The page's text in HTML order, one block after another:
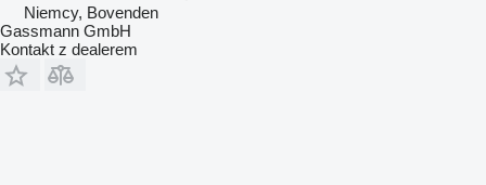
Niemcy, Bovenden
Gassmann GmbH
Kontakt z dealerem